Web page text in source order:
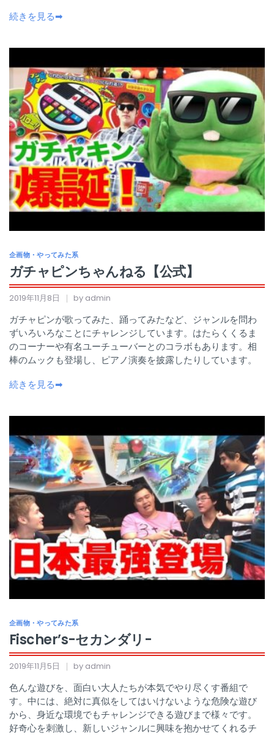
続きを見る➡
企画物・やってみた系
ガチャピンちゃんねる【公式】
2019年11月8日 by admin
ガチャピンが歌ってみた、踊ってみたなど、ジャンルを問わ
ずいろいろなことにチャレンジしています。はたらくくるま
のコーナーや有名ユーチューバーとのコラボもあります。相
棒のムックも登場し、ピアノ演奏を披露したりしています。
続きを見る➡
企画物・やってみた系
Fischer’s-セカンダリ-
2019年11月5日 by admin
色んな遊びを、面白い大人たちが本気でやり尽くす番組で
す。中には、絶対に真似をしてはいけないような危険な遊び
から、身近な環境でもチャレンジできる遊びまで様々です。
好奇心を刺激し、新しいジャンルに興味を抱かせてくれるチ